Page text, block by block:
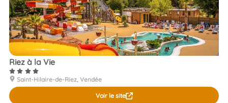
Riez à la Vie
Saint-Hilaire-de-Riez, Vendée
Voir le site